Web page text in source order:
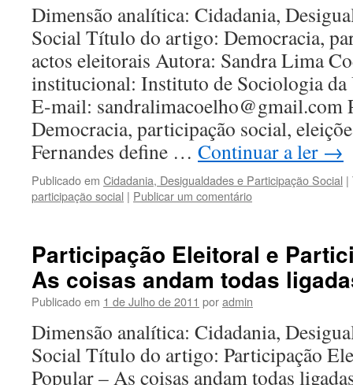
Dimensão analítica: Cidadania,
Social Título do artigo: Democracia,
actos eleitorais Autora: Sandra Lima
institucional: Instituto de Sociologia
E-mail: sandralimacoelho@gmail.com
Democracia, participação social,
Fernandes define … Continuar a ler →
Publicado em Cidadania, Desigualdades e Participação Social |
participação social | Publicar um comentário
Participação Eleitoral e
As coisas andam todas
Publicado em 1 de Julho de 2011 poradmin
Dimensão analítica: Cidadania,
Social Título do artigo: Participação
Popular – As coisas andam todas